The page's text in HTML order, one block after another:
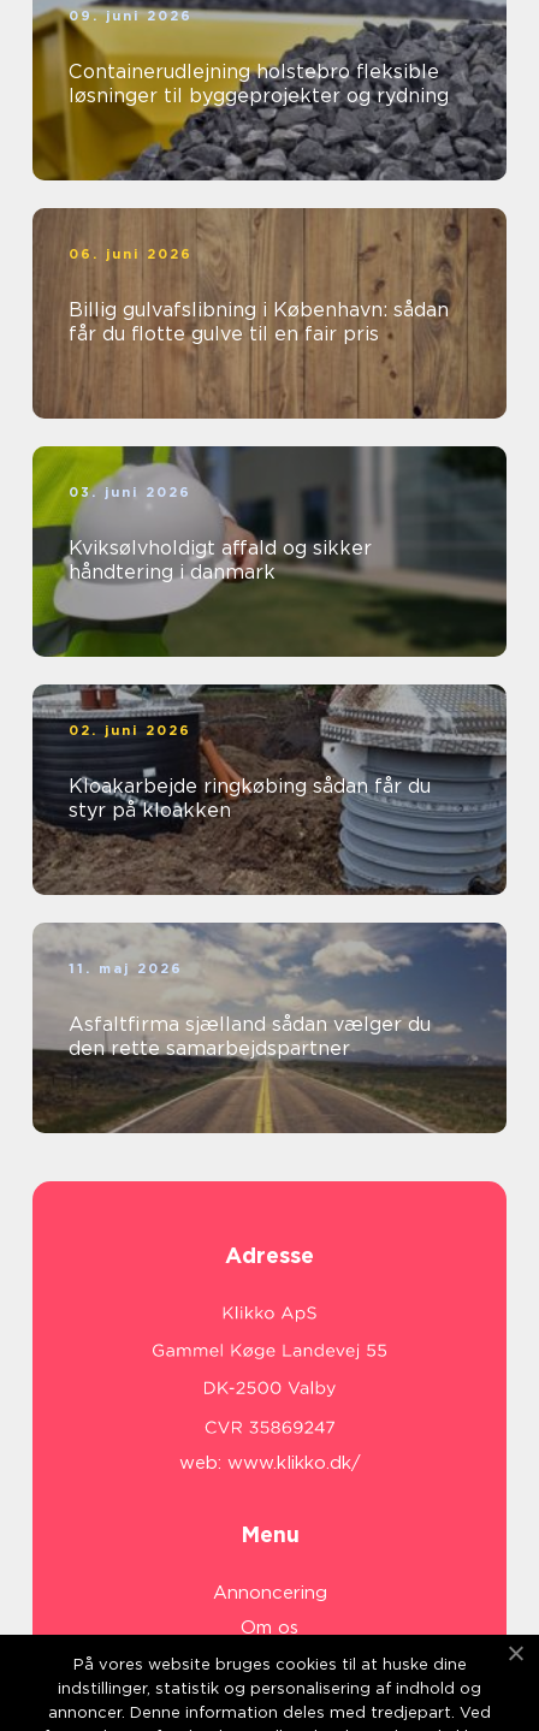
09. juni 2026
Containerudlejning holstebro fleksible
løsninger til byggeprojekter og rydning
06. juni 2026
Billig gulvafslibning i København: sådan
får du flotte gulve til en fair pris
03. juni 2026
Kviksølvholdigt affald og sikker
håndtering i danmark
02. juni 2026
Kloakarbejde ringkøbing sådan får du
styr på kloakken
11. maj 2026
Asfaltfirma sjælland sådan vælger du
den rette samarbejdspartner
Adresse
web: www.klikko.dk/
Menu
Annoncering
Om os
Cookies
Kontakt os
På vores website bruges cookies til at huske dine
indstillinger, statistik og personalisering af indhold og
annoncer. Denne information deles med tredjepart. Ved